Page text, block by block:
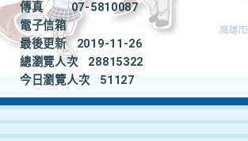
傳真
07-5810087
電子信箱
最後更新
2019-11-26
總瀏覽人次
28815322
今日瀏覽人次
51127